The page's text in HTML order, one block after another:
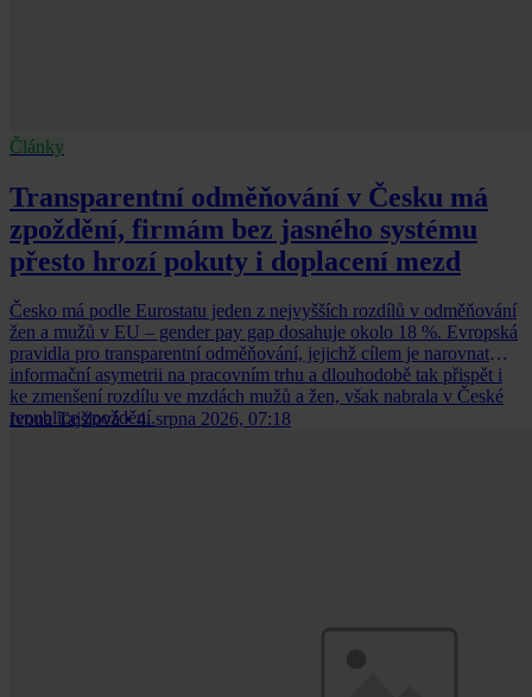
Články
Transparentní odměňování v Česku má
zpoždění, firmám bez jasného systému
přesto hrozí pokuty i doplacení mezd
Česko má podle Eurostatu jeden z nejvyšších rozdílů v odměňování
žen a mužů v EU – gender pay gap dosahuje okolo 18 %. Evropská
pravidla pro transparentní odměňování, jejichž cílem je narovnat
informační asymetrii na pracovním trhu a dlouhodobě tak přispět i
ke zmenšení rozdílu ve mzdách mužů a žen, však nabrala v České
republice zpoždění.
Ivona Tajšlová • 4. srpna 2026, 07:18